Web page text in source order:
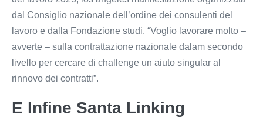
dal Consiglio nazionale dell’ordine dei consulenti del
lavoro e dalla Fondazione studi. “Voglio lavorare molto –
avverte – sulla contrattazione nazionale dalam secondo
livello per cercare di challenge un aiuto singular al
rinnovo dei contratti”.
E Infine Santa Linking